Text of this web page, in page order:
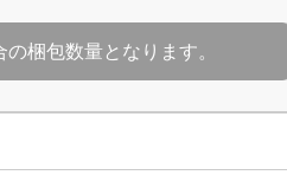
梱包数量となります。